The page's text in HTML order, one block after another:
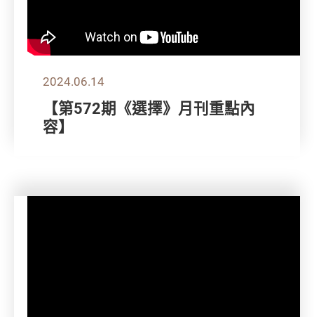
2024.06.14
【第572期《選擇》月刊重點內
容】